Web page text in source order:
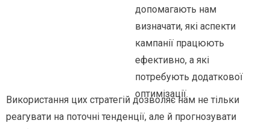
допомагають нам
визначати, які аспекти
кампанії працюють
ефективно, а які
потребують додаткової
оптимізації.
Використання цих стратегій дозволяє нам не тільки
реагувати на поточні тенденції, але й прогнозувати